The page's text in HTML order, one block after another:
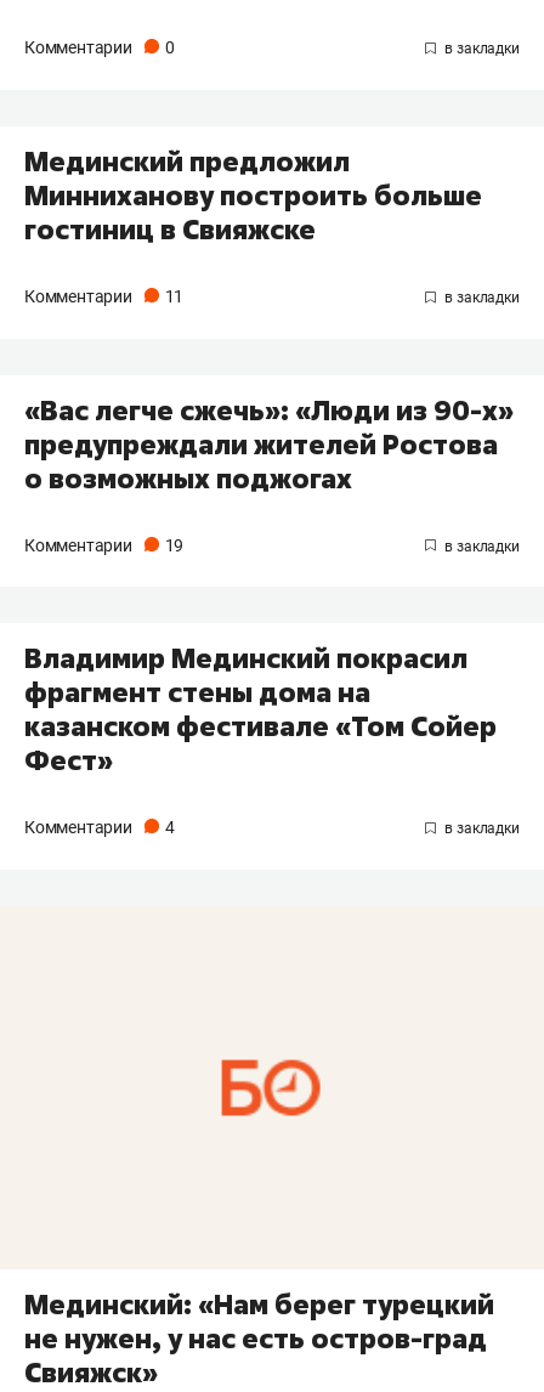
Комментарии 0
Мединский предложил
Минниханову построить больше
гостиниц в Свияжске
Комментарии 11
«Вас легче сжечь»: «Люди из 90-х»
предупреждали жителей Ростова
о возможных поджогах
Комментарии 19
Владимир Мединский покрасил
фрагмент стены дома на
казанском фестивале «Том Сойер
Фест»
Комментарии 4
Мединский: «Нам берег турецкий
не нужен, у нас есть остров-град
Свияжск»